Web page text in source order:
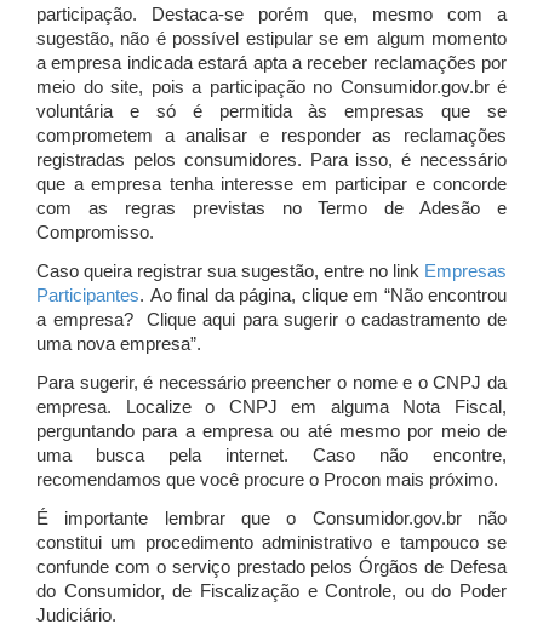
participação. Destaca-se porém que, mesmo com a
sugestão, não é possível estipular se em algum momento
a empresa indicada estará apta a receber reclamações por
meio do site, pois a participação no Consumidor.gov.br é
voluntária e só é permitida às empresas que se
comprometem a analisar e responder as reclamações
registradas pelos consumidores. Para isso, é necessário
que a empresa tenha interesse em participar e concorde
com as regras previstas no Termo de Adesão e
Compromisso.
Caso queira registrar sua sugestão, entre no link Empresas
Participantes. Ao final da página, clique em “Não encontrou
a empresa? Clique aqui para sugerir o cadastramento de
uma nova empresa”.
Para sugerir, é necessário preencher o nome e o CNPJ da
empresa. Localize o CNPJ em alguma Nota Fiscal,
perguntando para a empresa ou até mesmo por meio de
uma busca pela internet. Caso não encontre,
recomendamos que você procure o Procon mais próximo.
É importante lembrar que o Consumidor.gov.br não
constitui um procedimento administrativo e tampouco se
confunde com o serviço prestado pelos Órgãos de Defesa
do Consumidor, de Fiscalização e Controle, ou do Poder
Judiciário.